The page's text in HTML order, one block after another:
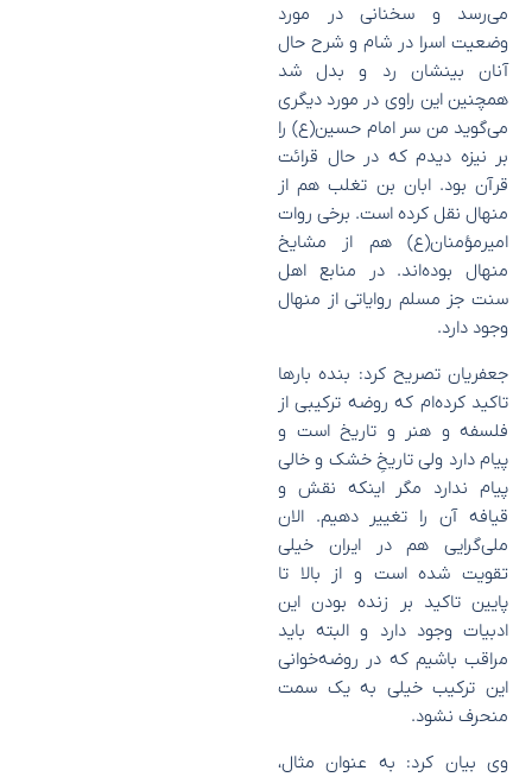
می‌رسد و سخنانی در مورد
وضعیت اسرا در شام و شرح حال
آنان بینشان رد و بدل شد
همچنین این راوی در مورد دیگری
می‌گوید من سر امام حسین(ع) را
بر نیزه دیدم که در حال قرائت
قرآن بود. ابان بن تغلب هم از
منهال نقل کرده است. برخی روات
امیرمؤمنان(ع) هم از مشایخ
منهال بوده‌اند. در منابع اهل
سنت جز مسلم روایاتی از منهال
وجود دارد.
جعفریان تصریح کرد: بنده بارها
تاکید کرده‌ام که روضه ترکیبی از
فلسفه و هنر و تاریخ است و
پیام دارد ولی تاریخِ خشک و خالی
پیام ندارد مگر اینکه نقش و
قیافه آن را تغییر دهیم. الان
ملی‌گرایی هم در ایران خیلی
تقویت شده است و از بالا تا
پایین تاکید بر زنده بودن این
ادبیات وجود دارد و البته باید
مراقب باشیم که در روضه‌خوانی
این ترکیب خیلی به یک سمت
منحرف نشود.
وی بیان کرد: به عنوان مثال،